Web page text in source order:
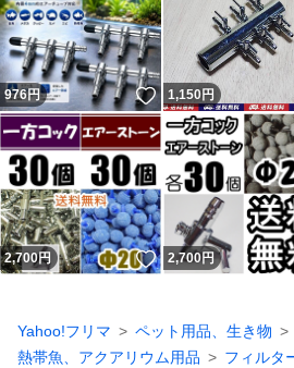
976円 いいね！
1,150円
2,700円 いいね！
2,700円
Yahoo!フリマ
ペット用品、生き物
熱帯魚、アクアリウム用品
フィルタ